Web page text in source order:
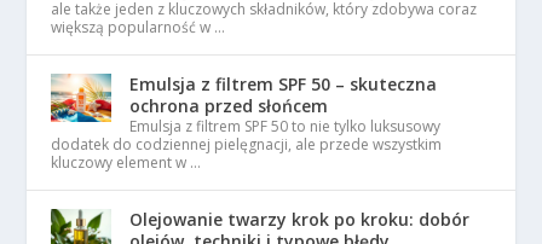
ale także jeden z kluczowych składników, który zdobywa coraz
większą popularność w …
Emulsja z filtrem SPF 50 – skuteczna
ochrona przed słońcem
Emulsja z filtrem SPF 50 to nie tylko luksusowy
dodatek do codziennej pielęgnacji, ale przede wszystkim
kluczowy element w …
Olejowanie twarzy krok po kroku: dobór